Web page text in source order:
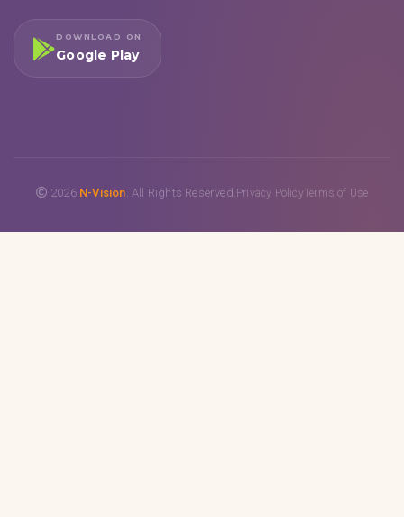
DOWNLOAD ON
Google Play
2026 N-Vision . All Rights Reserved. Privacy PolicyTerms of Use